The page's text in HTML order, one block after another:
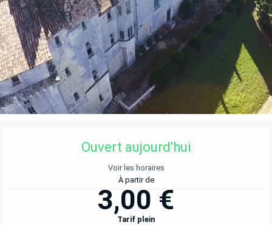
OUVERTURE ET COORDONNÉES
Ouvert aujourd'hui
Voir les horaires
À partir de
3,00 €
Tarif plein